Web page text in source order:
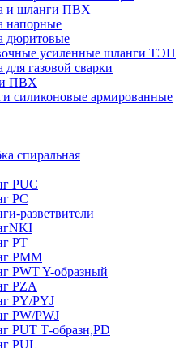
и шланги ПВХ
напорные
дюритовые
усиленные шланги ТЭП
для газовой сварки
ПВХ
силиконовые армированные
спиральная
PUC
PC
разветвители
РТ
РММ
РWT Y-образный
PZA
PY/PYJ
PW/PWJ
PUT Т-образн,PD
PUL